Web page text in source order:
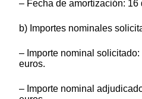
– Fecha de amortización:
b) Importes nominales
– Importe nominal
euros.
– Importe nominal